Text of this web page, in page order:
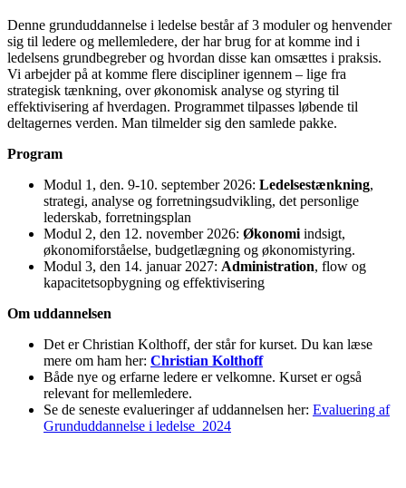
Denne grunduddannelse i ledelse består af 3 moduler og henvender
sig til ledere og mellemledere, der har brug for at komme ind i
ledelsens grundbegreber og hvordan disse kan omsættes i praksis.
Vi arbejder på at komme flere discipliner igennem – lige fra
strategisk tænkning, over økonomisk analyse og styring til
effektivisering af hverdagen. Programmet tilpasses løbende til
deltagernes verden. Man tilmelder sig den samlede pakke.
Program
Modul 1, den. 9-10. september 2026: Ledelsestænkning,
strategi, analyse og forretningsudvikling, det personlige
lederskab, forretningsplan
Modul 2, den 12. november 2026: Økonomi indsigt,
økonomiforståelse, budgetlægning og økonomistyring.
Modul 3, den 14. januar 2027: Administration, flow og
kapacitetsopbygning og effektivisering
Om uddannelsen
Det er Christian Kolthoff, der står for kurset. Du kan læse
mere om ham her: Christian Kolthoff
Både nye og erfarne ledere er velkomne. Kurset er også
relevant for mellemledere.
Se de seneste evalueringer af uddannelsen her: Evaluering af
Grunduddannelse i ledelse_2024